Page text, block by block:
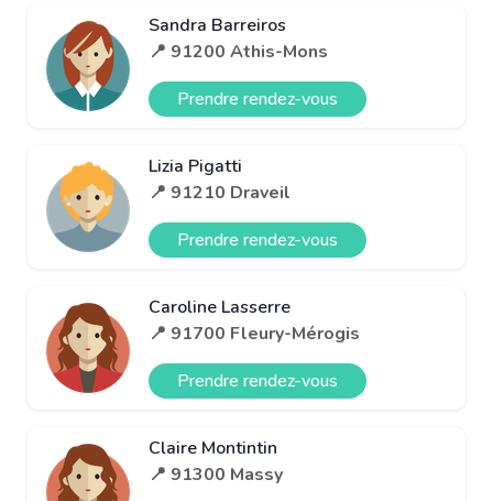
Sandra Barreiros
📍 91200 Athis-Mons
Prendre rendez-vous
Lizia Pigatti
📍 91210 Draveil
Prendre rendez-vous
Caroline Lasserre
📍 91700 Fleury-Mérogis
Prendre rendez-vous
Claire Montintin
📍 91300 Massy